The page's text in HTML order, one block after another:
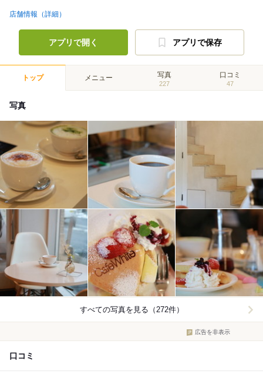
店舗情報（詳細）
アプリで開く アプリで保存
トップ メニュー 写真
227
口コミ
47
写真
すべての写真を見る（272件）
広告を非表示
口コミ